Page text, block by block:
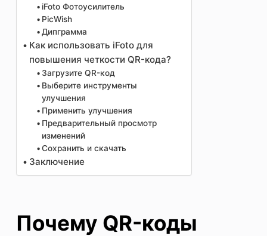
iFoto Фотоусилитель
PicWish
Дипграмма
Как использовать iFoto для
повышения четкости QR-кода?
Загрузите QR-код
Выберите инструменты
улучшения
Применить улучшения
Предварительный просмотр
изменений
Сохранить и скачать
Заключение
Почему QR-коды